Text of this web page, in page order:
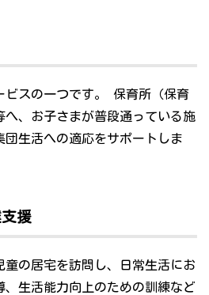
ビスの一つです。 保育所（保育
へ、お子さまが普段通っている施
団生活への適応をサポートしま
援
童の居宅を訪問し、日常生活にお
、生活能力向上のための訓練など